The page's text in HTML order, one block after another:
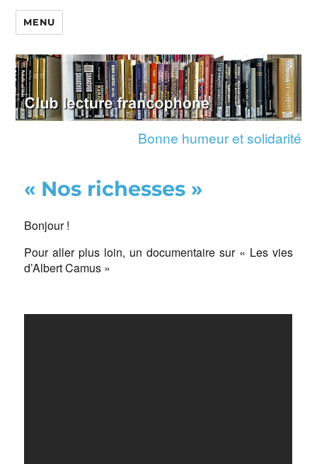
MENU
Bonne humeur et solidarité
« Nos richesses »
Bonjour !
Pour aller plus loin, un documentaire sur « Les vies
d’Albert Camus »